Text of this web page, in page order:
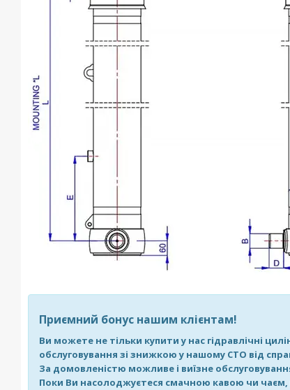
Приємний бонус нашим клієнтам!
Ви можете не тільки купити у нас гідравлічні
обслуговування зі знижкою у нашому СТО від
За домовленістю можливе і виїзне
Поки Ви насолоджуєтеся смачною кавою чи чаєм,